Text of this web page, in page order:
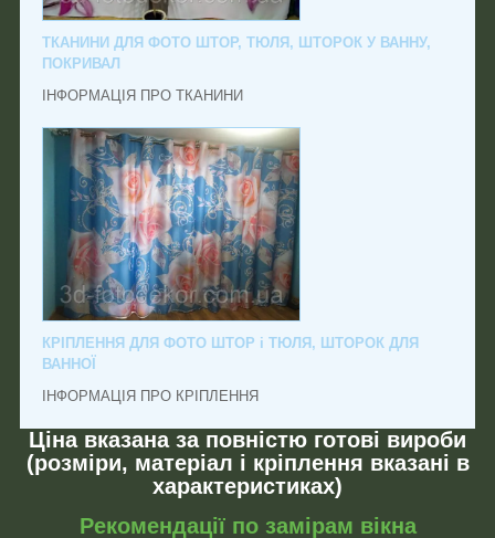
ТКАНИНИ ДЛЯ ФОТО ШТОР, ТЮЛЯ, ШТОРОК У ВАННУ,
ПОКРИВАЛ
ІНФОРМАЦІЯ ПРО ТКАНИНИ
КРІПЛЕННЯ ДЛЯ ФОТО ШТОР і ТЮЛЯ, ШТОРОК ДЛЯ
ВАННОЇ
ІНФОРМАЦІЯ ПРО КРІПЛЕННЯ
Ціна вказана за повністю готові вироби
(розміри, матеріал і кріплення вказані в
характеристиках)
Рекомендації по замірам вікна